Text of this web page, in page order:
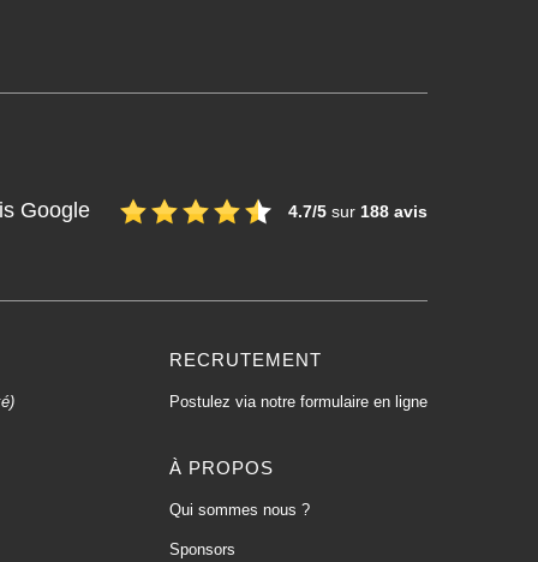
Google 4.7/5 sur 188 avis
RECRUTEMENT
Postulez via notre formulaire en ligne
À PROPOS
Qui sommes nous ?
Sponsors